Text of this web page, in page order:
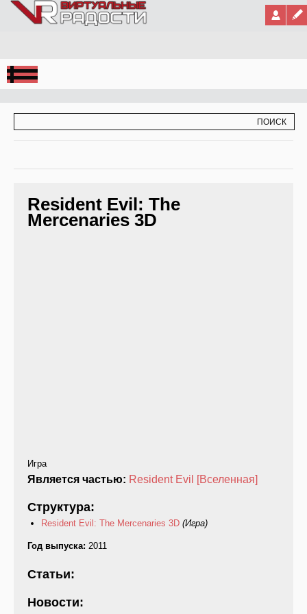
Jump to Navigation
Resident Evil: The
Mercenaries 3D
Игра
Является частью: Resident Evil [Вселенная]
Структура:
Resident Evil: The Mercenaries 3D (Игра)
Год выпуска: 2011
Статьи:
Новости: